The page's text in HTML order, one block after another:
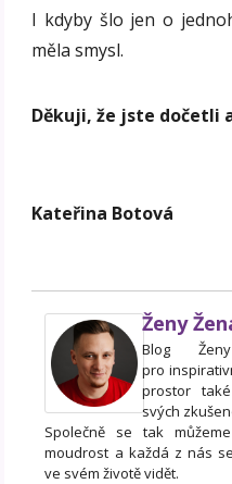
I kdyby šlo jen o
měla smysl.
Děkuji, že jste dočetli
Kateřina Botová
Ženy
Blog
pro
prostor
svých
Společně se tak
moudrost a každá z nás
ve svém životě vidět.